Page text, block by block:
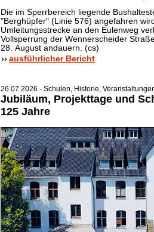
Die im Sperrbereich liegende
"Berghüpfer" (Linie 576) angefahren
Umleitungsstrecke an den Eulenweg
Vollsperrung der Wennerscheider
28. August andauern. (cs)
ausführlicher Bericht
26.07.2026 - Schulen, Historie,
Jubiläum, Projekttage und
125 Jahre